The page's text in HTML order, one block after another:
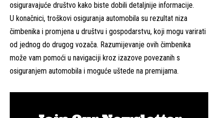
osiguravajuće društvo kako biste dobili detaljnije informacije.
U konačnici, troškovi osiguranja automobila su rezultat niza
čimbenika i promjena u društvu i gospodarstvu, koji mogu varirati
od jednog do drugog vozača. Razumijevanje ovih čimbenika
može vam pomoći u navigaciji kroz izazove povezanih s
osiguranjem automobila i moguće uštede na premijama.